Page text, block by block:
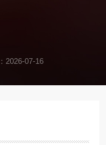
2026-07-16